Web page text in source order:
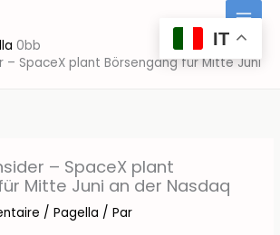
– SpaceX plant Börsengang für Mitte Juni
– SpaceX plant
Mitte Juni an der Nasdaq
/Pagella / Par
IT